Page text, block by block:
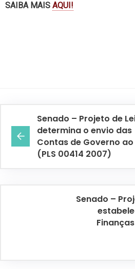
SAIBA MAIS AQUI!
Senado – Projeto de
determina o envio das
Contas de Governo ao
(PLS 00414 2007)
Senado –